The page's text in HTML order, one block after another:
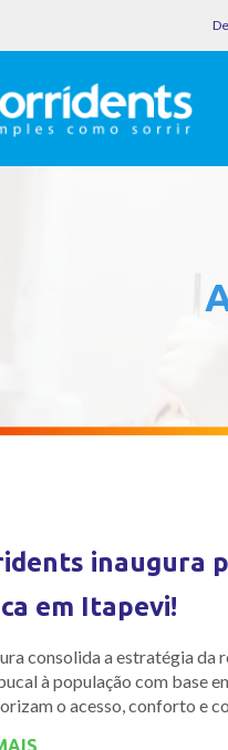
inaugura
em Itapevi!
consolida a estratégia da
à população com base
o acesso, conforto e